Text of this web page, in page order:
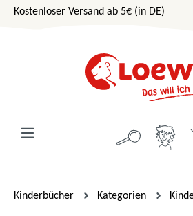
Zum Hauptinhalt springen
Kostenloser Versand ab 5€ (in DE)
Kinderbücher Kategorien